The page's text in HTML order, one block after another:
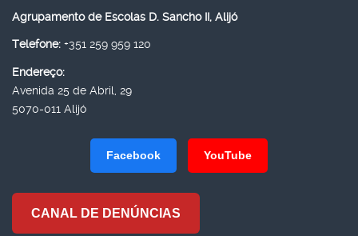
Agrupamento de Escolas D. Sancho II, Alijó
Telefone: +351 259 959 120
Endereço:
Avenida 25 de Abril, 29
5070-011 Alijó
Facebook YouTube
CANAL DE DENÚNCIAS